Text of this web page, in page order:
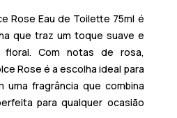
Rose Eau de Toilette 75ml é
que traz um toque suave e
Com notas de rosa,
Rose é a escolha ideal para
uma fragrância que combina
para qualquer ocasião